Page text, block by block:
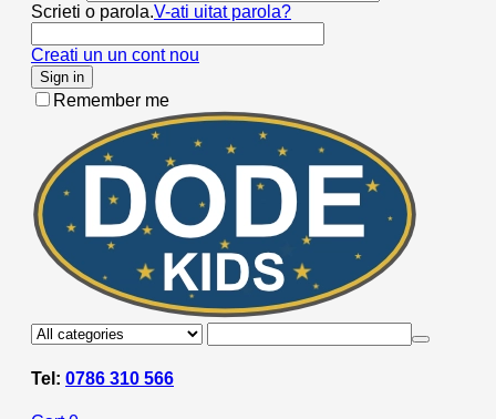
Scrieti o parola.V-ati uitat parola?
Creati un un cont nou
Sign in
Remember me
Tel: 0786 310 566